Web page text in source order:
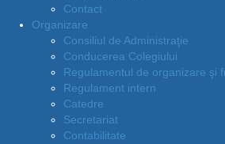
Contact
Organizare
Consiliul de Administraţie
Conducerea Colegiului
Regulamentul de organizare şi
Regulament intern
Catedre
Secretariat
Contabilitate